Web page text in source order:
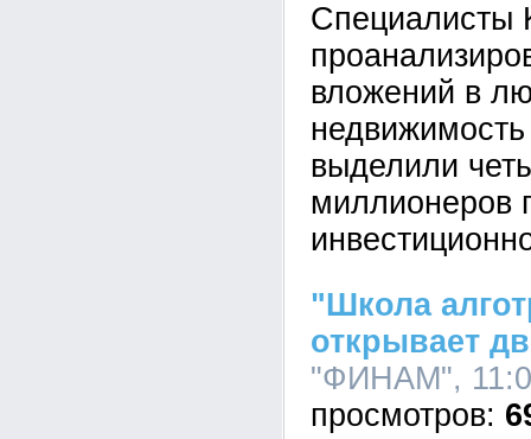
Специалисты
вложений в
выделили
миллионеров
"Школа
открывает
"ФИНАМ",